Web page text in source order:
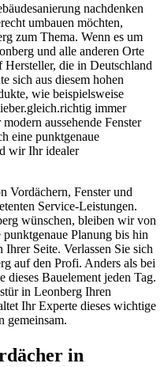
nachdenken
umbauen möchten,
zum Thema. Wenn es um
und alle anderen Orte
die in Deutschland
sich aus diesem hohen
wie beispielsweise
immer
aussehende Fenster
eine punktgenaue
wir Ihr idealer
Vordächern, Fenster und
Service-Leistungen.
wünschen, bleiben wir von
Planung bis hin
Seite. Verlassen Sie sich
auf den Profi. Anders als bei
dieses Bauelement jeden Tag.
in Leonberg Ihren
Ihr Experte dieses wichtige
gemeinsam.
in